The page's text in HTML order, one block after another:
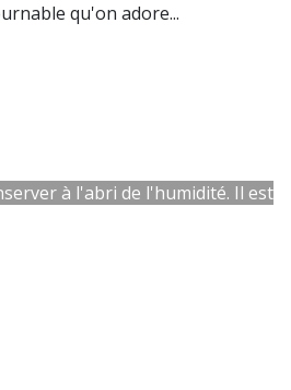
qu'on adore...
à l'abri de l'humidité. Il est